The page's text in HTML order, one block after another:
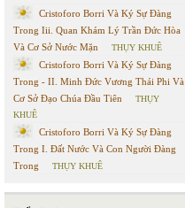
Cristoforo Borri Và Ký Sự Đàng
Trong Iii. Quan Khám Lý Trần Đức Hòa
Và Cơ Sở Nước Mặn
THỤY KHUÊ
Cristoforo Borri Và Ký Sự Đàng
Trong - II. Minh Đức Vương Thái Phi Và
Cơ Sở Đạo Chúa Đầu Tiên
THỤY
KHUÊ
Cristoforo Borri Và Ký Sự Đàng
Trong I. Đất Nước Và Con Người Đàng
Trong
THỤY KHUÊ